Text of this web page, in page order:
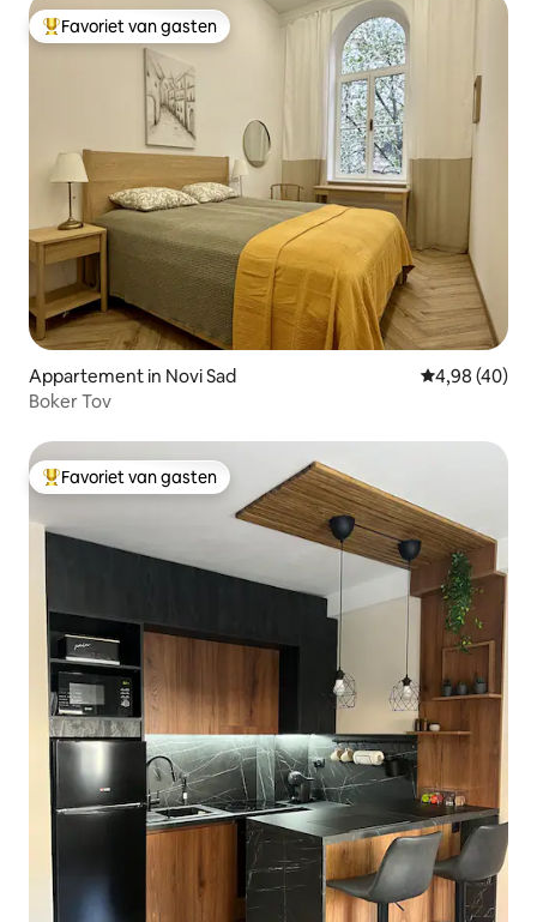
Topfavoriet van gasten
Favoriet van gasten
Appartement in Novi Sad Gemiddelde
4,98 (40)
Boker Tov
Topfavoriet van gasten
Favoriet van gasten